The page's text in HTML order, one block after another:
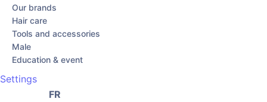
Our brands
Hair care
Tools and accessories
Male
Education & event
Settings
FR